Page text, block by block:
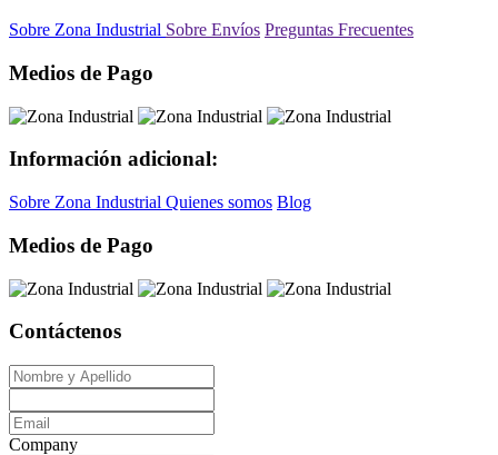
Sobre Zona Industrial Sobre Envíos Preguntas Frecuentes
Medios de Pago
Información adicional:
Sobre Zona Industrial Quienes somos Blog
Medios de Pago
Contáctenos
Company